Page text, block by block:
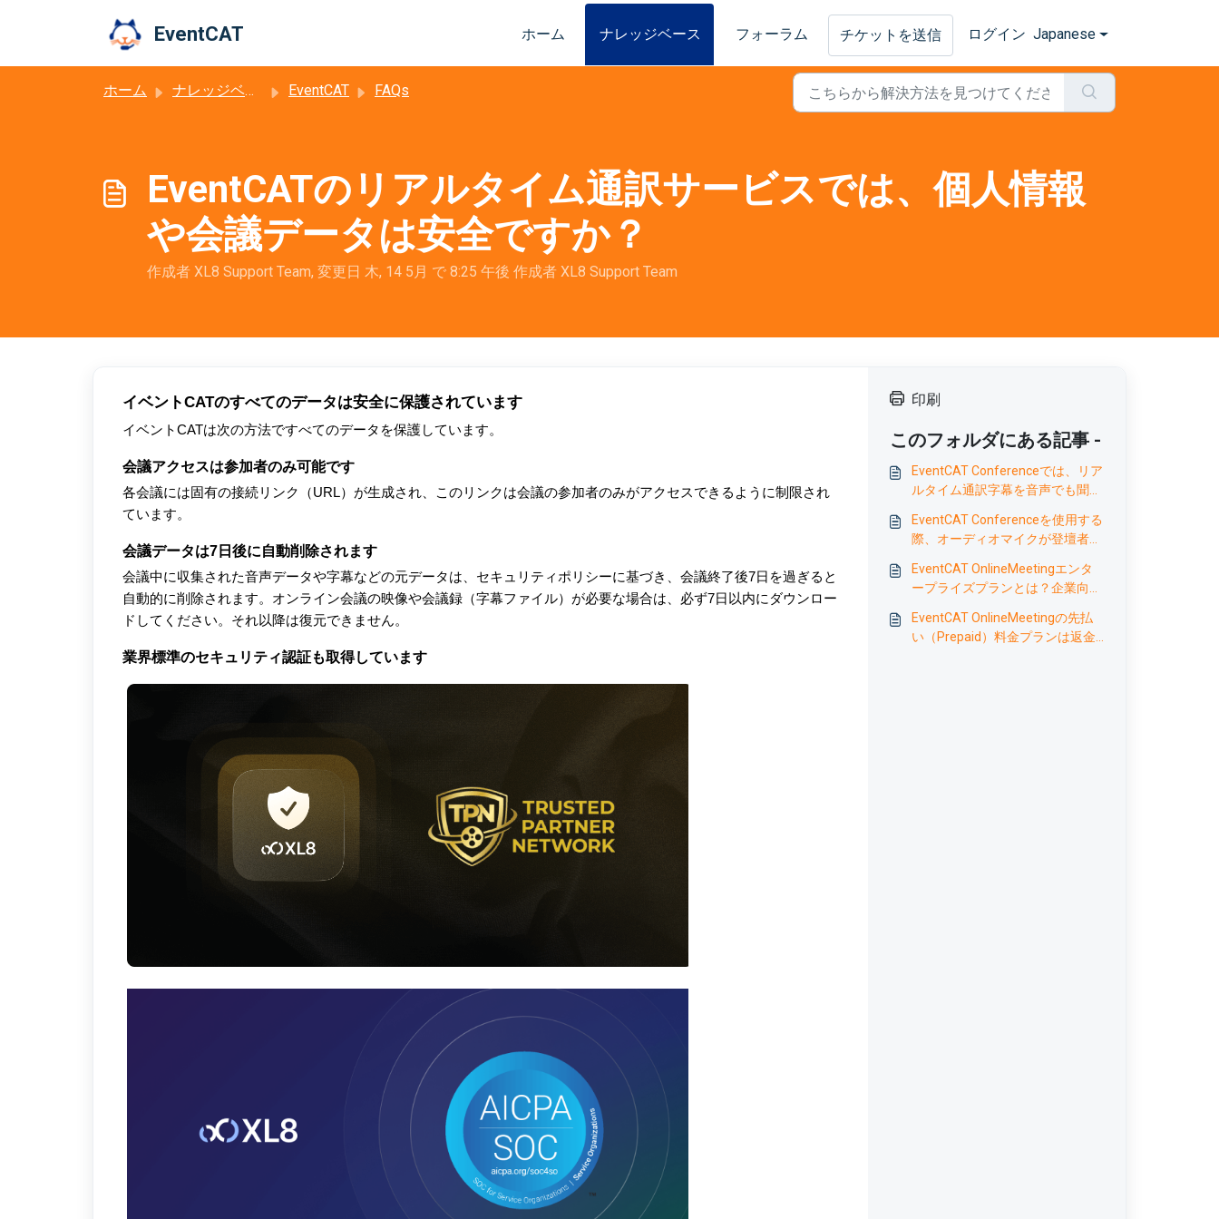
EventCAT ホーム ナレッジベース フォーラム チケットを送信 ログイン Japanese
ホーム ナレッジベース EventCAT FAQs
EventCATのリアルタイム通訳サービスでは、個人情報
や会議データは安全ですか？
作成者 XL8 Support Team, 変更日 木, 14 5月 で 8:25 午後 作成者 XL8 Support Team
イベントCATのすべてのデータは安全に保護されています
イベントCATは次の方法ですべてのデータを保護しています。
会議アクセスは参加者のみ可能です
各会議には固有の接続リンク（URL）が生成され、このリンクは会議の参加者のみがアクセスできるように制限され
ています。
会議データは7日後に自動削除されます
会議中に収集された音声データや字幕などの元データは、セキュリティポリシーに基づき、会議終了後7日を過ぎると
自動的に削除されます。オンライン会議の映像や会議録（字幕ファイル）が必要な場合は、必ず7日以内にダウンロー
ドしてください。それ以降は復元できません。
業界標準のセキュリティ認証も取得しています
印刷
このフォルダにある記事 -
EventCAT Conferenceでは、リア
ルタイム通訳字幕を音声でも聞く
EventCAT Conferenceを使用する
際、オーディオマイクが登壇者の
のように確認できますか？
EventCAT OnlineMeetingエンタ
ープライズプランとは？企業向け
EventCAT OnlineMeetingの先払
い（Prepaid）料金プランは返金